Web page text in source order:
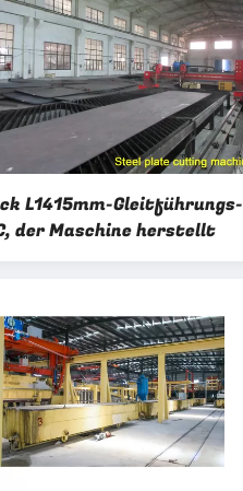
L1415mm-Gleitführungs-
der Maschine herstellt